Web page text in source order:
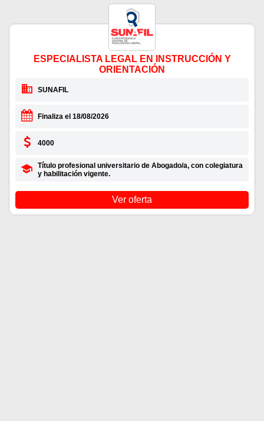
ESPECIALISTA LEGAL EN INSTRUCCIÓN Y
ORIENTACIÓN
SUNAFIL
Finaliza el 18/08/2026
4000
Título profesional universitario de Abogado/a, con colegiatura
y habilitación vigente.
Ver oferta